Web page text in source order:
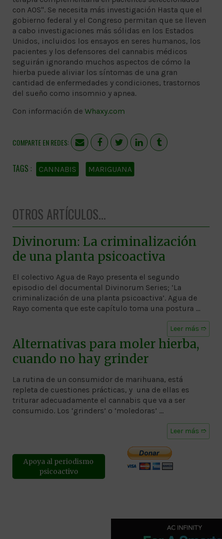
con AOS". Se necesita más investigación Hasta que el
gobierno federal y el Congreso permitan que se lleven
a cabo investigaciones más sólidas en los Estados
Unidos, incluidos los ensayos en seres humanos, los
pacientes y los defensores del cannabis médicos
seguirán ignorando muchos aspectos de cómo la
hierba puede aliviar los síntomas de una gran
cantidad de enfermedades y condiciones, trastornos
del sueño como insomnio y apnea.
Con información de Whaxy.com
COMPARTE EN REDES:
CANNABIS MARIGUANA
OTROS ARTÍCULOS...
Divinorum: La criminalización
de una planta psicoactiva
El colectivo Agua de Rayo presenta el segundo
episodio del documental Divinorum Series; ‘La
criminalización de una planta psicoactiva’. Agua de
Rayo comenta que este capítulo toma una postura …
Leer más ➱
Alternativas para moler hierba,
cuando no hay grinder
La rutina de un consumidor de marihuana, está
repleta de cuestiones prácticas, y una de ellas es
triturar adecuadamente el cannabis que va a ser
consumido. Los ‘grinders’ o ‘moledoras’ …
Leer más ➱
Apoya al periodismo
psicoactivo